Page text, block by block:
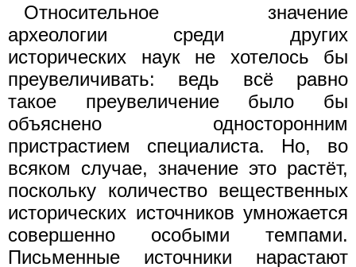
Относительное значение
археологии среди других
исторических наук не хотелось бы
преувеличивать: ведь всё равно
такое преувеличение было бы
объяснено односторонним
пристрастием специалиста. Но, во
всяком случае, значение это растёт,
поскольку количество вещественных
исторических источников умножается
совершенно особыми темпами.
Письменные источники нарастают